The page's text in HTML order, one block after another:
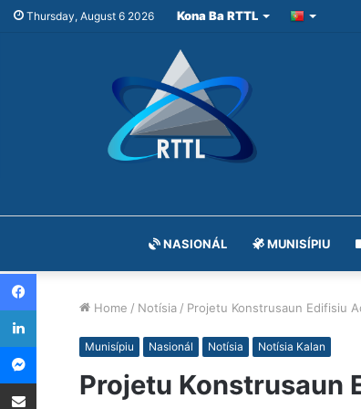
Thursday, August 6 2026 Kona Ba RTTL
NASIONÁL MUNISÍPIU
Home / Notísia / Projetu Konstrusaun Edifisiu
Munisípiu Nasionál Notísia Notísia Kalan
Projetu Konstrusaun
Facebook
LinkedIn
Messenger